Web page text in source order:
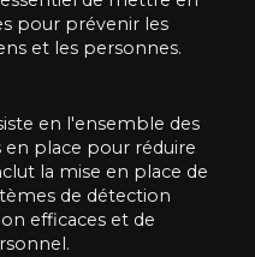
pour prévenir les
et les personnes.
en l'ensemble des
en place pour réduire
la mise en place de
de détection
efficaces et de